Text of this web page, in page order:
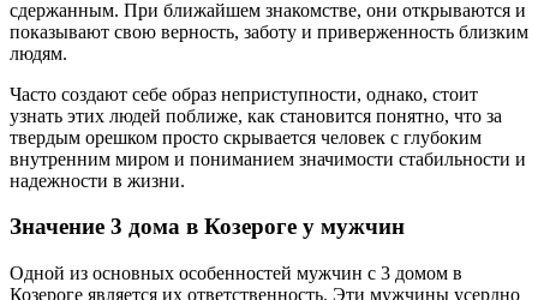
сдержанным. При ближайшем знакомстве, они открываются и
показывают свою верность, заботу и приверженность близким
людям.
Часто создают себе образ неприступности, однако, стоит
узнать этих людей поближе, как становится понятно, что за
твердым орешком просто скрывается человек с глубоким
внутренним миром и пониманием значимости стабильности и
надежности в жизни.
Значение 3 дома в Козероге у мужчин
Одной из основных особенностей мужчин с 3 домом в
Козероге является их ответственность. Эти мужчины усердно